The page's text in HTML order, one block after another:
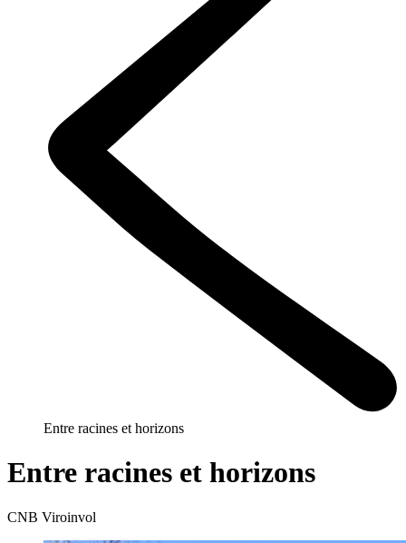
Entre racines et horizons
Entre racines et horizons
CNB Viroinvol